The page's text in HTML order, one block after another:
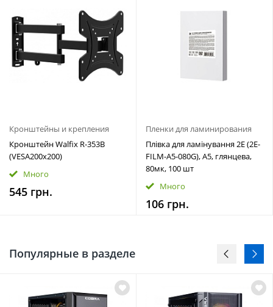
Кронштейны и крепления
Кронштейн Walfix R-353B
(VESA200х200)
Много
545 грн.
Пленки для ламинирования
Плівка для ламінування 2E (2E-
FILM-A5-080G), A5, глянцева,
80мк, 100 шт
Много
106 грн.
Популярные в разделе